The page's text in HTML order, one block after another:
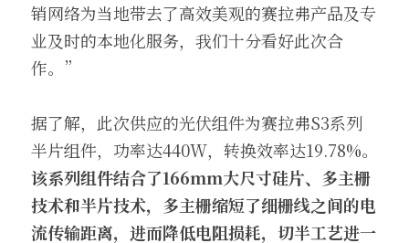
销网络为当地带去了高效美观的赛拉弗产品及专
业及时的本地化服务，我们十分看好此次合
作。”
据了解，此次供应的光伏组件为赛拉弗S3系列
半片组件，功率达440W，转换效率达19.78%。
该系列组件结合了166mm大尺寸硅片、多主栅
技术和半片技术，多主栅缩短了细栅线之间的电
流传输距离，进而降低电阻损耗，切半工艺进一